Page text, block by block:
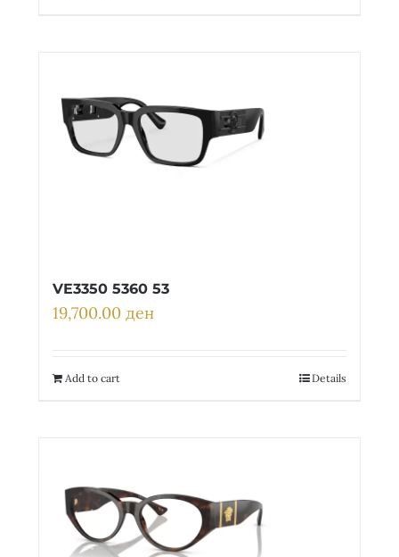
VE3350 5360 53
19,700.00 ден
Add to cart Details